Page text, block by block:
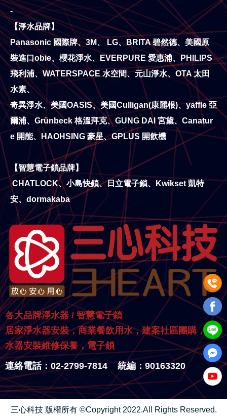
-
【淨水品牌】
Panasonic 國際牌、3M、 LG、BRITA 碧然德、美國原
裝進口obie、櫻花淨水、EVERPURE 愛惠浦、PHILIPS
飛利浦、WATERSPACE 水空間、元山淨水、OTA 太田
水素、
奇異淨水、美國OASIS、美國Culligan(康麗根)、yaffle 亞
爾浦、Grünbeck 格溫拜克、GUNG DAI 宮黛、Canatur
e 開能、HAOHSING 豪星、GPLUS 開飲機
【智慧電子鎖品牌】
CHATLOCK、小島快鎖、日立電子鎖、Kwikset 凱特
安、dormakaba
各大品牌淨水器 / 智慧電子鎖
居家淨水器安裝，商業餐飲用水，建案社區團購，淨
水器安裝維修保養，電子鎖
連絡電話：02-2799-7814 統編：90163320
三心科技 版權所有 ©Copyright 2022.All Rights Reserved.